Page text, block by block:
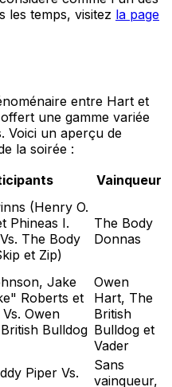
les temps, visitez la page
entre Hart et
une gamme variée
Voici un aperçu de
la soirée :
Vainqueur
(Henry O.
Phineas I.
The Body
et Zip)
The Body
Donnas
Jake
Roberts et
Owen
Bulldog
Owen
Hart, The
British
Bulldog et
Vader
Piper Vs.
Sans
vainqueur,